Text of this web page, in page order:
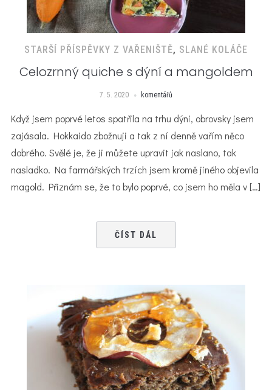
STARŠÍ PŘÍSPĚVKY Z VAŘENIŠTĚ, SLANÉ KOLÁČE
Celozrnný quiche s dýní a mangoldem
7. 5. 2020 komentářů
Když jsem poprvé letos spatřila na trhu dýni, obrovsky jsem
zajásala. Hokkaido zbožnuji a tak z ní denně vařím něco
dobrého. Svělé je, že ji můžete upravit jak naslano, tak
nasladko. Na farmářských trzích jsem kromě jiného objevila
magold. Přiznám se, že to bylo poprvé, co jsem ho měla v […]
ČÍST DÁL